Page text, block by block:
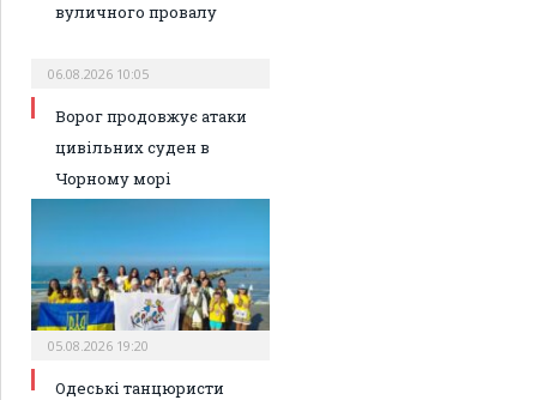
вуличного провалу
06.08.2026 10:05
Ворог продовжує атаки
цивільних суден в
Чорному морі
05.08.2026 19:20
Одеські танцюристи